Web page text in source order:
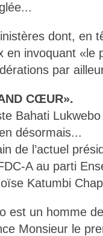
dont, en
en invoquant «le
par
CŒUR».
Bahati
désormais...
de l’actuel
A au parti
Katumbi
est un homme
Monsieur le